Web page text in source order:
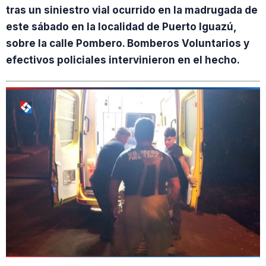
tras un siniestro vial ocurrido en la madrugada de
este sábado en la localidad de Puerto Iguazú,
sobre la calle Pombero. Bomberos Voluntarios y
efectivos policiales intervinieron en el hecho.